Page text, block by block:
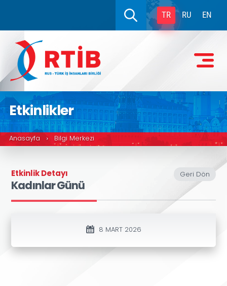
TR RU EN
Etkinlikler
Anasayfa › Bilgi Merkezi
Geri Dön
Etkinlik Detayı
Kadınlar Günü
8 MART 2026